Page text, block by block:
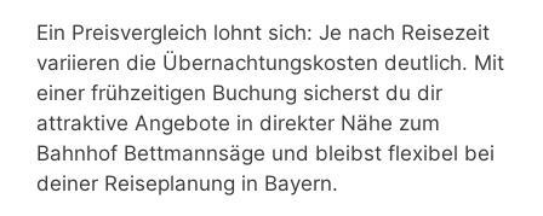
Ein Preisvergleich lohnt sich: Je nach Reisezeit
variieren die Übernachtungskosten deutlich. Mit
einer frühzeitigen Buchung sicherst du dir
attraktive Angebote in direkter Nähe zum
Bahnhof Bettmannsäge und bleibst flexibel bei
deiner Reiseplanung in Bayern.